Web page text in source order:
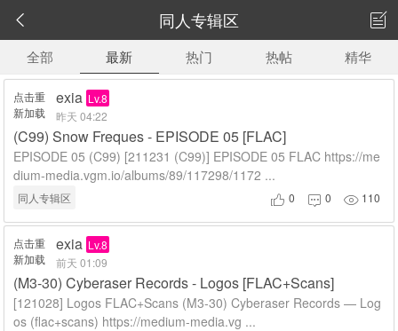
 同人专辑区

全部
最新 热门 热帖 精华
点击重
新加载
exia Lv.8
昨天 04:22
(C99) Snow Freques - EPISODE 05 [FLAC]
EPISODE 05 (C99) [211231 (C99)] EPISODE 05 FLAC https://me
dium-media.vgm.io/albums/89/117298/1172 ...
同人专辑区  0  0  110
点击重
新加载
exia Lv.8
前天 01:09
(M3-30) Cyberaser Records - Logos [FLAC+Scans]
[121028] Logos FLAC+Scans (M3-30) Cyberaser Records — Log
os (flac+scans) https://medium-media.vg ...